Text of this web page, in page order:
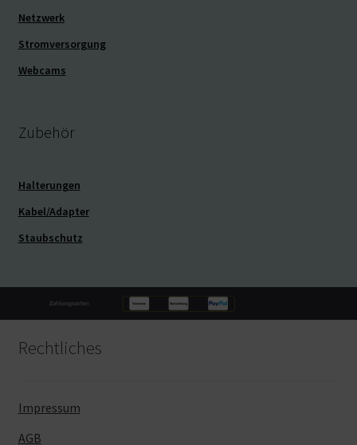
Netzwerk
Stromversorgung
Webcams
Zubehör
Halterungen
Kabel/Adapter
Staubschutz
Rechtliches
Impressum
AGB